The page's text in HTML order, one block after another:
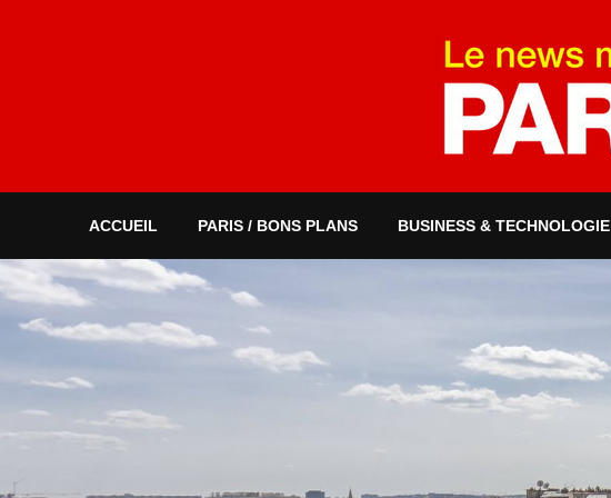
ACCUEIL PARIS / BONS PLANS BUSINESS & TECHNOLOGIE